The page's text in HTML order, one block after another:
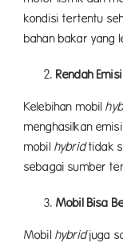
kondisi tertentu
bahan bakar yang
Rendah Emisi
Kelebihan mobil
menghasilkan
mobil hybridtidak
sebagai sumber
Mobil Bisa
Mobil hybridjuga